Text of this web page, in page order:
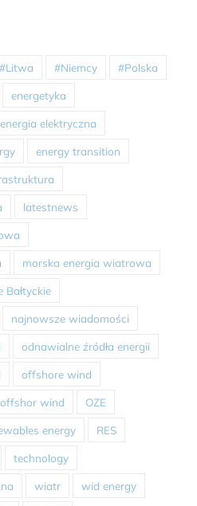
#Litwa #Niemcy #Polska
energetyka
energia elektryczna
energy transition
latestnews
morska energia wiatrowa
Bałtyckie
najnowsze wiadomości
odnawialne źródła energii
offshore wind
offshor wind OZE
energy RES
technology
wiatr wid energy